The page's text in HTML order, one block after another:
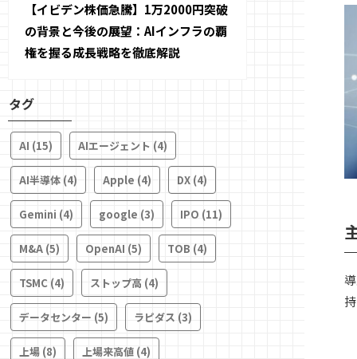
【イビデン株価急騰】1万2000円突破
の背景と今後の展望：AIインフラの覇
権を握る成長戦略を徹底解説
タグ
AI (15) AIエージェント (4)
AI半導体 (4) Apple (4) DX (4)
Gemini (4) google (3) IPO (11)
M&A (5) OpenAI (5) TOB (4)
TSMC (4) ストップ高 (4)
データセンター (5) ラピダス (3)
上場 (8) 上場来高値 (4)